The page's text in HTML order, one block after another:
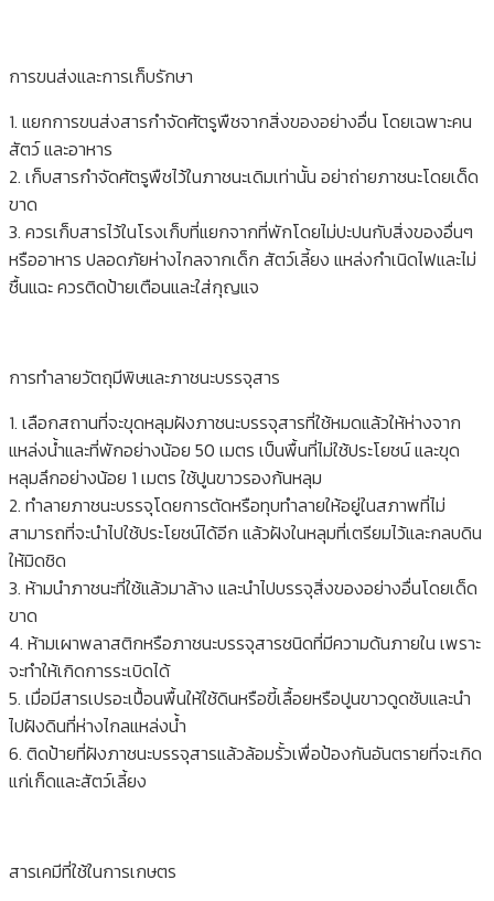
การขนส่งและการเก็บรักษา
1. แยกการขนส่งสารกำจัดศัตรูพืชจากสิ่งของอย่างอื่น โดยเฉพาะคน
สัตว์ และอาหาร
2. เก็บสารกำจัดศัตรูพืชไว้ในภาชนะเดิมเท่านั้น อย่าถ่ายภาชนะโดยเด็ด
ขาด
3. ควรเก็บสารไว้ในโรงเก็บที่แยกจากที่พักโดยไม่ปะปนกับสิ่งของอื่นๆ
หรืออาหาร ปลอดภัยห่างไกลจากเด็ก สัตว์เลี้ยง แหล่งกำเนิดไฟและไม่
ชื้นแฉะ ควรติดป้ายเตือนและใส่กุญแจ
การทำลายวัตถุมีพิษและภาชนะบรรจุสาร
1. เลือกสถานที่จะขุดหลุมฝังภาชนะบรรจุสารที่ใช้หมดแล้วให้ห่างจาก
แหล่งน้ำและที่พักอย่างน้อย 50 เมตร เป็นพื้นที่ไม่ใช้ประโยชน์ และขุด
หลุมลึกอย่างน้อย 1 เมตร ใช้ปูนขาวรองก้นหลุม
2. ทำลายภาชนะบรรจุโดยการตัดหรือทุบทำลายให้อยู่ในสภาพที่ไม่
สามารถที่จะนำไปใช้ประโยชน์ได้อีก แล้วฝังในหลุมที่เตรียมไว้และกลบดิน
ให้มิดชิด
3. ห้ามนำภาชนะที่ใช้แล้วมาล้าง และนำไปบรรจุสิ่งของอย่างอื่นโดยเด็ด
ขาด
4. ห้ามเผาพลาสติกหรือภาชนะบรรจุสารชนิดที่มีความด้นภายใน เพราะ
จะทำให้เกิดการระเบิดได้
5. เมื่อมีสารเปรอะเปื้อนพื้นให้ใช้ดินหรือขี้เลื้อยหรือปูนขาวดูดซับและนำ
ไปฝังดินที่ห่างไกลแหล่งน้ำ
6. ติดป้ายที่ฝังภาชนะบรรจุสารแล้วล้อมรั้วเพื่อป้องกันอันตรายที่จะเกิด
แก่เก็ดและสัตว์เลี้ยง
สารเคมีที่ใช้ในการเกษตร